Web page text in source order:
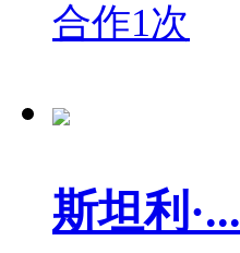
合作1次
斯坦利·...